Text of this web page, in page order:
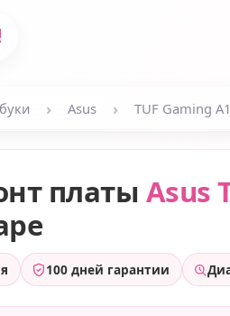
› Asus › TUF Gaming
платы Asus
100 дней гарантии